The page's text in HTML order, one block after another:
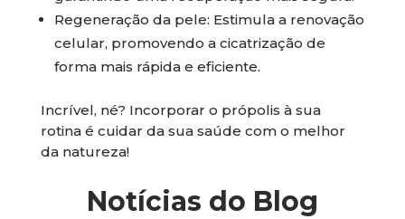
Regeneração da pele: Estimula a renovação
celular, promovendo a cicatrização de
forma mais rápida e eficiente.
Incrível, né? Incorporar o própolis à sua
rotina é cuidar da sua saúde com o melhor
da natureza!
Notícias do Blog